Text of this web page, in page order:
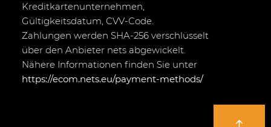
Kreditkartenunternehmen,
Gültigkeitsdatum, CVV-Code.
Zahlungen werden SHA-256 verschlüsselt
über den Anbieter nets abgewickelt.
Nähere Informationen finden Sie unter
https://ecom.nets.eu/payment-methods/